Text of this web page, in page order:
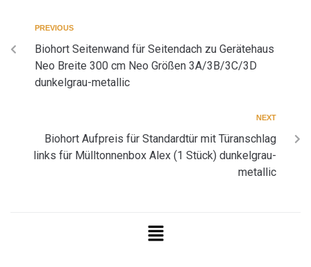
PREVIOUS
Biohort Seitenwand für Seitendach zu Gerätehaus
Neo Breite 300 cm Neo Größen 3A/3B/3C/3D
dunkelgrau-metallic
NEXT
Biohort Aufpreis für Standardtür mit Türanschlag
links für Mülltonnenbox Alex (1 Stück) dunkelgrau-
metallic